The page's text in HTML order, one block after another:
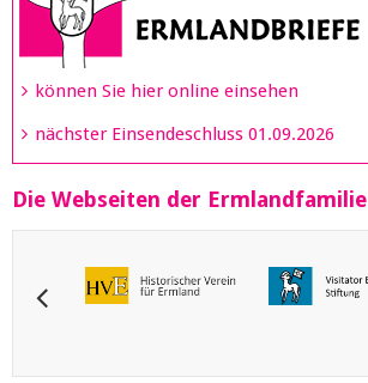
können Sie hier online einsehen
nächster Einsendeschluss 01.09.2026
Die Webseiten der Ermlandfamilie